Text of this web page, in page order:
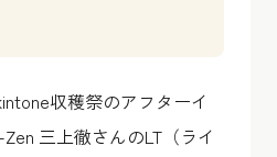
収穫祭のアフターイ
三上徹さんのLT（ライ